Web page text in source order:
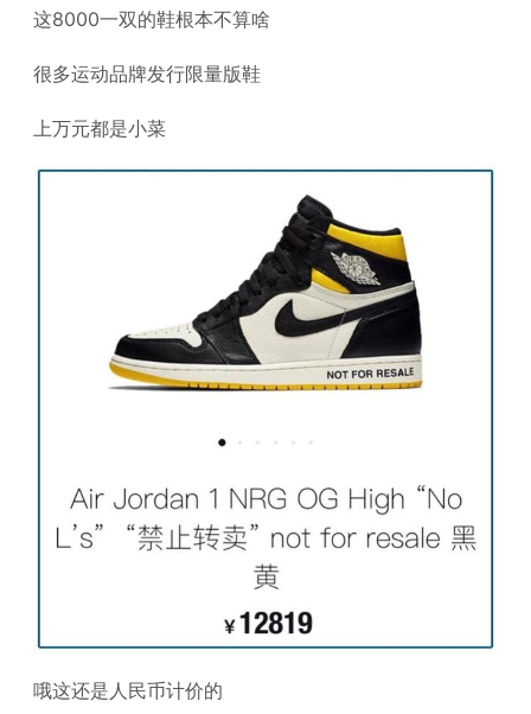
这8000一双的鞋根本不算啥
很多运动品牌发行限量版鞋
上万元都是小菜
哦这还是人民币计价的